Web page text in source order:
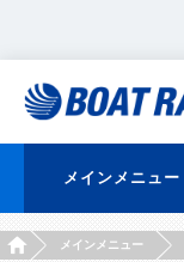
メインメニュー
HOMEメインメニュー